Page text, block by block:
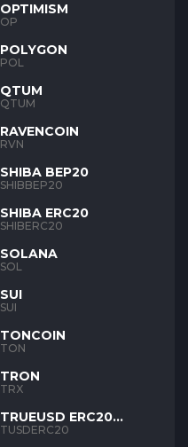
OPTIMISM
OP
POLYGON
POL
QTUM
QTUM
RAVENCOIN
RVN
SHIBA BEP20
SHIBBEP20
SHIBA ERC20
SHIBERC20
SOLANA
SOL
SUI
SUI
TONCOIN
TON
TRON
TRX
TRUEUSD ERC20
TUSD
TUSDERC20